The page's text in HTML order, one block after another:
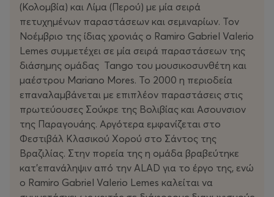
(Κολομβία) και Λίμα (Περού) με μία σειρά
πετυχημένων παραστάσεων και σεμιναρίων. Τον
Νοέμβριο της ίδιας χρονιάς ο Ramiro Gabriel Valerio
Lemes συμμετέχει σε μία σειρά παραστάσεων της
διάσημης ομάδας Tango του μουσικοσυνθέτη και
μαέστρου Mariano Mores. Το 2000 η περιοδεία
επαναλαμβάνεται με επιπλέον παραστάσεις στις
πρωτεύουσες Σούκρε της Βολιβίας και Ασουνσιον
της Παραγουάης. Αργότερα εμφανίζεται στο
Φεστιβάλ Κλασικού Χορού στο Σάντος της
Βραζιλίας. Στην πορεία της η ομάδα βραβεύτηκε
κατ'επανάληψιν από την ALAD για το έργο της, ενώ
ο Ramiro Gabriel Valerio Lemes καλείται να